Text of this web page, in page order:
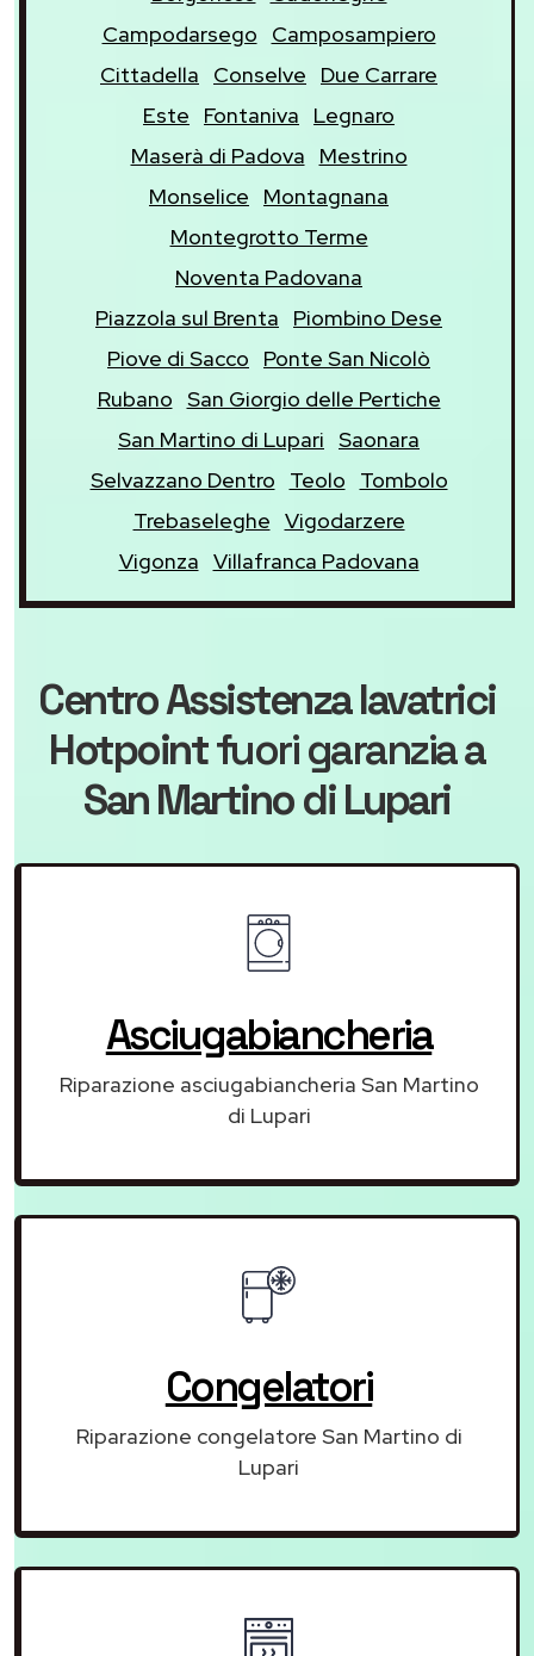
Campodarsego
Camposampiero
Cittadella
Conselve
Due Carrare
Este
Fontaniva
Legnaro
Maserà di Padova
Mestrino
Monselice
Montagnana
Montegrotto Terme
Noventa Padovana
Piazzola sul Brenta
Piombino Dese
Piove di Sacco
Ponte San Nicolò
Rubano San Giorgio delle Pertiche
San Martino di Lupari Saonara
Selvazzano Dentro
Teolo
Tombolo
Trebaseleghe Vigodarzere
Vigonza Villafranca Padovana
Centro Assistenza lavatrici
Hotpointfuori garanziaa
San Martino di Lupari
Asciugabiancheria
Riparazione asciugabiancheria San Martino
di Lupari
Congelatori
Riparazione congelatore San Martino di
Lupari